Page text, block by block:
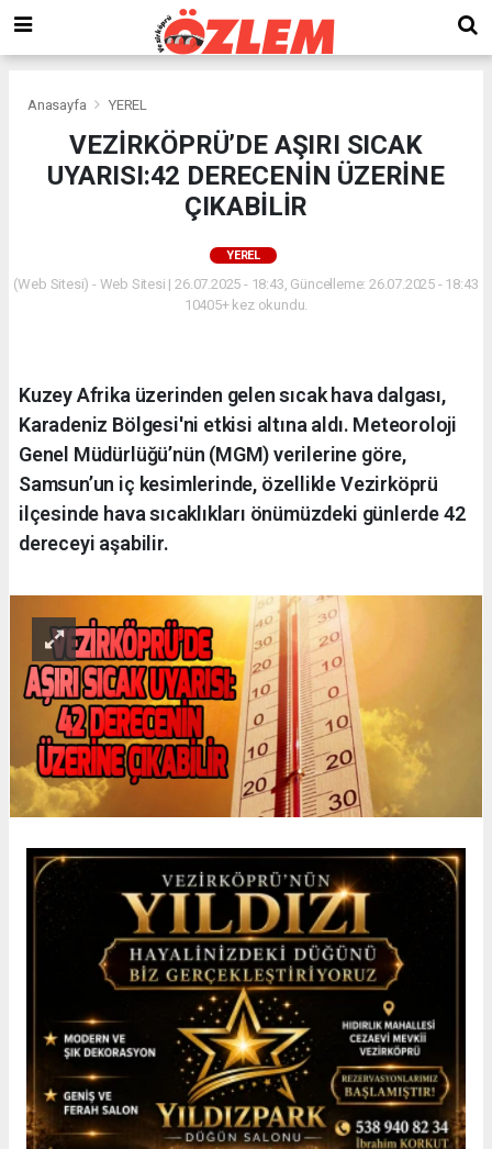
Anasayfa YEREL
VEZİRKÖPRÜ’DE AŞIRI SICAK
UYARISI:42 DERECENİN ÜZERİNE
ÇIKABİLİR
YEREL
(Web Sitesi) - Web Sitesi | 26.07.2025 - 18:43, Güncelleme: 26.07.2025 - 18:43
10405+ kez okundu.
Kuzey Afrika üzerinden gelen sıcak hava dalgası,
Karadeniz Bölgesi'ni etkisi altına aldı. Meteoroloji
Genel Müdürlüğü’nün (MGM) verilerine göre,
Samsun’un iç kesimlerinde, özellikle Vezirköprü
ilçesinde hava sıcaklıkları önümüzdeki günlerde 42
dereceyi aşabilir.